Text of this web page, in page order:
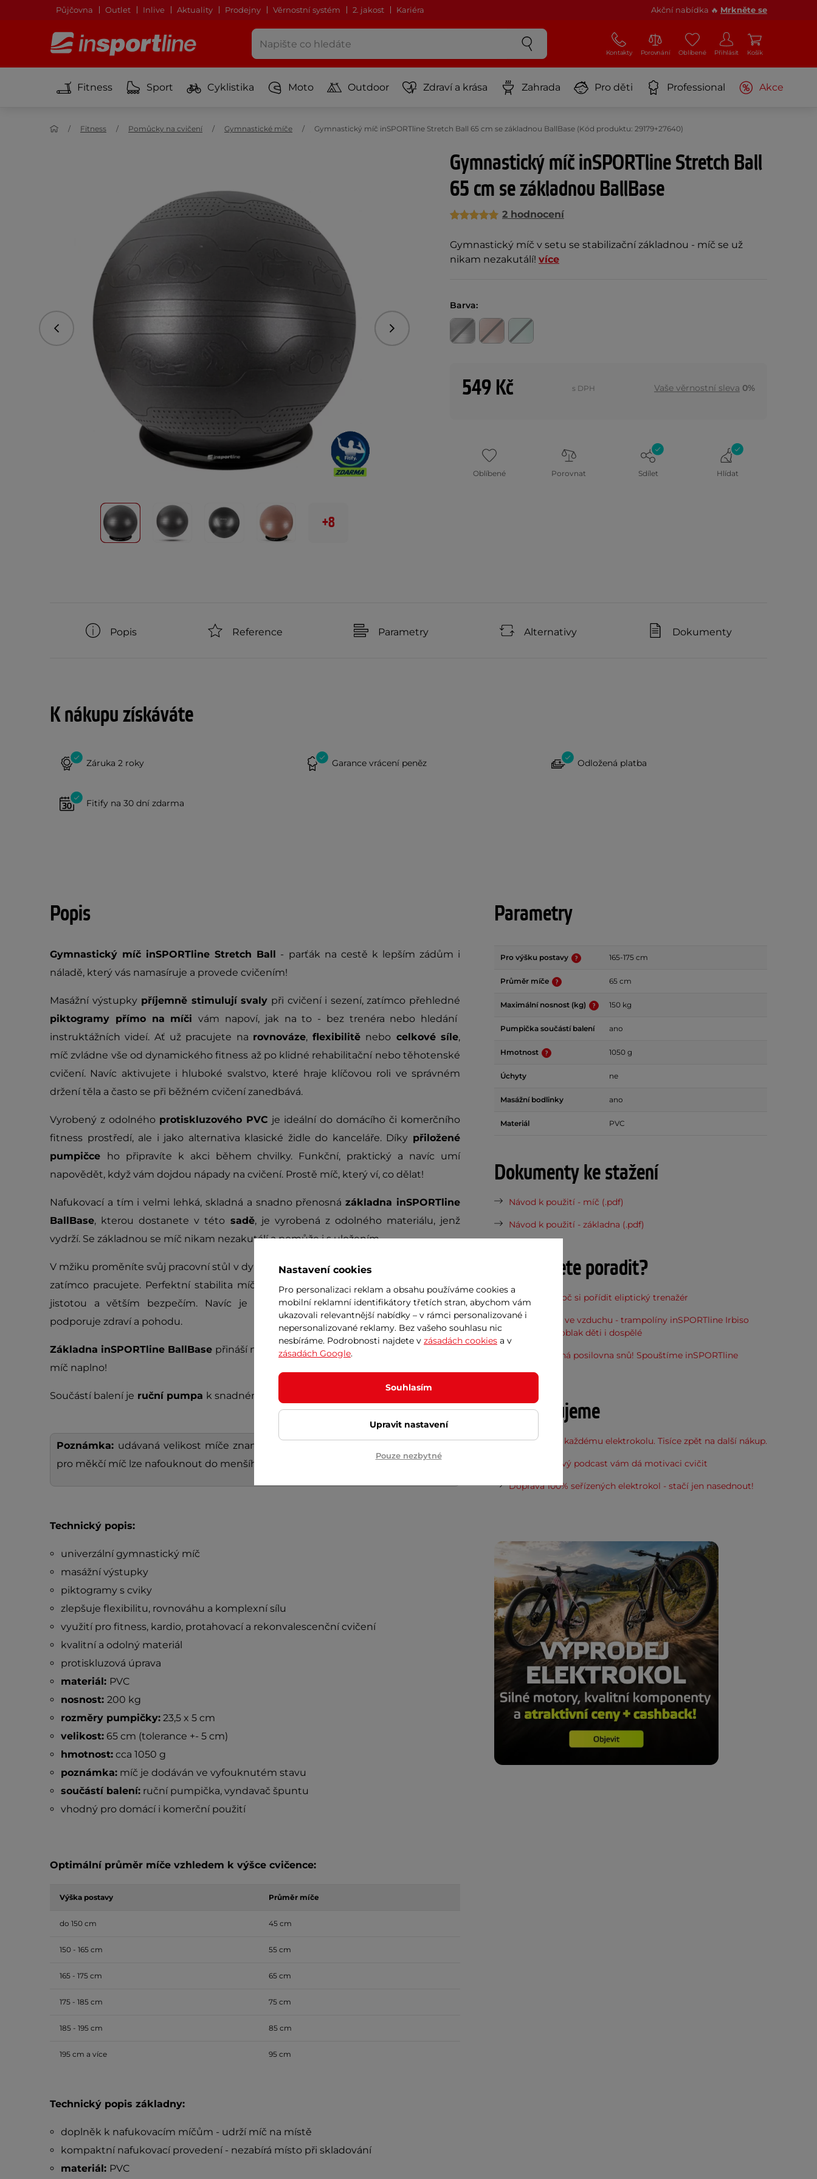
Půjčovna Outlet Inlive Aktuality Prodejny Věrnostní systém 2. jakost Kariéra Akční nabídka 🔥 Mrkněte se
Kontakty Porovnání Oblíbené Přihlásit Košík
Fitness Sport Cyklistika Moto Outdoor Zdraví a krása Zahrada Pro děti Professional Akce
Fitness Pomůcky na cvičení Gymnastické míče Gymnastický míč inSPORTline Stretch Ball 65 cm se základnou BallBase (Kód produktu: 29179+27640)
Gymnastický míč inSPORTline Stretch Ball
65 cm se základnou BallBase
2 hodnocení
Gymnastický míč v setu se stabilizační základnou - míč se už
nikam nezakutálí! více
Předchozí Následující
+8
Barva:
549 Kč s DPH Vaše věrnostní sleva 0%
Oblíbené Porovnat Sdílet Hlídat
Popis Reference Parametry Alternativy Dokumenty
K nákupu získáváte
Záruka 2 roky Garance vrácení peněz Odložená platba
Fitify na 30 dní zdarma
Popis
Gymnastický míč inSPORTline Stretch Ball - parťák na cestě k lepším zádům i
náladě, který vás namasíruje a provede cvičením!
Masážní výstupkypříjemně stimulují svaly při cvičení i sezení, zatímco přehledné
piktogramy přímo na míčivám napoví, jak na to - bez trenéra nebo hledání
instruktážních videí. Ať už pracujete na rovnováze, flexibilitě nebo celkové síle,
míč zvládne vše od dynamického fitness až po klidné rehabilitační nebo těhotenské
cvičení. Navíc aktivujete i hluboké svalstvo, které hraje klíčovou roli ve správném
držení těla a často se při běžném cvičení zanedbává.
Vyrobený z odolného protiskluzového PVC je ideální do domácího či komerčního
fitness prostředí, ale i jako alternativa klasické židle do kanceláře. Díky přiložené
pumpičce ho připravíte k akci během chvilky. Funkční, praktický a navíc umí
napovědět, když vám dojdou nápady na cvičení. Prostě míč, který ví, co dělat!
Nafukovací a tím i velmi lehká, skladná a snadno přenosnázákladna inSPORTline
BallBase, kterou dostanete v tétosadě, je vyrobená z odolného materiálu, jenž
vydrží. Se základnou se míč nikam nezakutálí a pomůže i s uložením.
V mžiku proměníte svůj pracovní stůl v dynamické pracoviště, kde můžete posilovat,
zatímco pracujete. Perfektní stabilita míče umožní provádět širokou škálu cviků s
jistotou a větším bezpečím. Navíc je ideální i pro těhotenské cvičení, které
podporuje zdraví a pohodu.
Základna inSPORTline BallBase přináší nové možnosti, jak využít svůj gymnastický
míč naplno!
Součástí balení je ruční pumpa k snadnému nafouknutí obou částí setu.
Poznámka: udávaná velikost míče znamená nafouknutí na maximální tvrdost -
pro měkčí míč lze nafouknout do menšího rozměru, než je udávaný.
Technický popis:
univerzální gymnastický míč
masážní výstupky
piktogramy s cviky
zlepšuje flexibilitu, rovnováhu a komplexní sílu
využití pro fitness, kardio, protahovací a rekonvalescenční cvičení
kvalitní a odolný materiál
protiskluzová úprava
materiál: PVC
nosnost: 200 kg
rozměry pumpičky:23,5 x 5 cm
velikost:65 cm (tolerance +- 5 cm)
hmotnost:cca 1050 g
poznámka:míč je dodáván ve vyfouknutém stavu
součástí balení:ruční pumpička, vyndavač špuntu
vhodný pro domácí i komerční použití
Optimální průměr míče vzhledem k výšce cvičence:
Výška postavy Průměr míče
do 150 cm 45 cm
150 - 165 cm 55 cm
165 - 175 cm 65 cm
175 - 185 cm 75 cm
185 - 195 cm 85 cm
195 cm a více 95 cm
Technický popis základny:
doplněk k nafukovacím míčům - udrží míč na místě
kompaktní nafukovací provedení - nezabírá místo při skladování
materiál: PVC
Parametry
Pro výšku postavy 165-175 cm
Průměr míče 65 cm
Maximální nosnost (kg) 150 kg
Pumpička součástí balení ano
Hmotnost 1050 g
Úchyty ne
Masážní bodlinky ano
Materiál PVC
Dokumenty ke stažení
Návod k použití - míč (.pdf)
Návod k použití - základna (.pdf)
Potřebujete poradit?
7 důvodů, proč si pořídit eliptický trenažér
Nová sezóna ve vzduchu - trampolíny inSPORTline Irbiso
vynesou do oblak děti i dospělé
Vaše dostupná posilovna snů! Spouštíme inSPORTline
Doporučujeme
Cashback ke každému elektrokolu. Tisíce zpět na další nákup.
Po hlavě: Nový podcast vám dá motivaci cvičit
Doprava 100% seřízených elektrokol - stačí jen nasednout!
Nastavení cookies
Pro personalizaci reklam a obsahu používáme cookies a
mobilní reklamní identifikátory třetích stran, abychom vám
ukazovali relevantnější nabídky – v rámci personalizované i
nepersonalizované reklamy. Bez vašeho souhlasu nic
nesbíráme. Podrobnosti najdete v zásadách cookies a v
zásadách Google.
Souhlasím
Upravit nastavení
Pouze nezbytné